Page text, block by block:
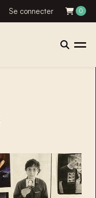
Se connecter 0